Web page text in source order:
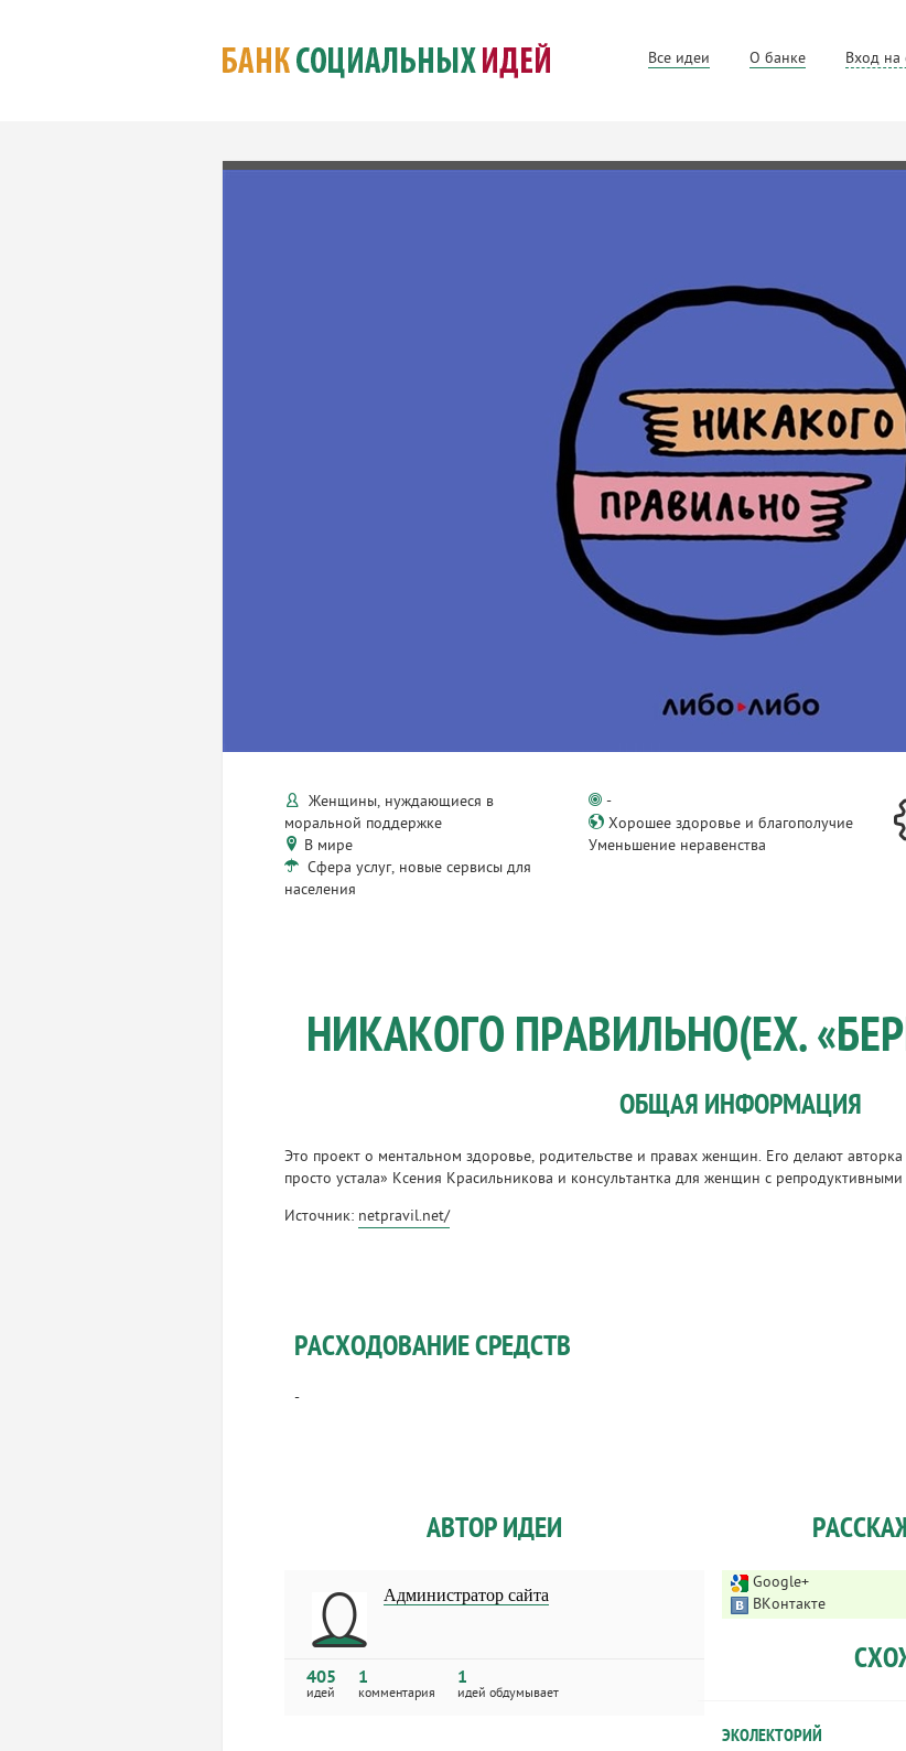
Все идеи О банке Вход на
Женщины, нуждающиеся в
моральной поддержке
В мире
Сфера услуг, новые сервисы для
населения
-
Хорошее здоровье и благополучие
Уменьшение неравенства
НИКАКОГО ПРАВИЛЬНО(EX.
ОБЩАЯ ИНФОРМАЦИЯ
Это проект о ментальном здоровье, родительстве и правах женщин. Его делают
просто устала» Ксения Красильникова и консультантка для женщин с
Источник: netpravil.net/
РАСХОДОВАНИЕ СРЕДСТВ
-
АВТОР ИДЕИ
Администратор сайта
405
идей
1
комментария
1
идей обдумывает
Google+
ВКонтакте
ЭКОЛЕКТОРИЙ